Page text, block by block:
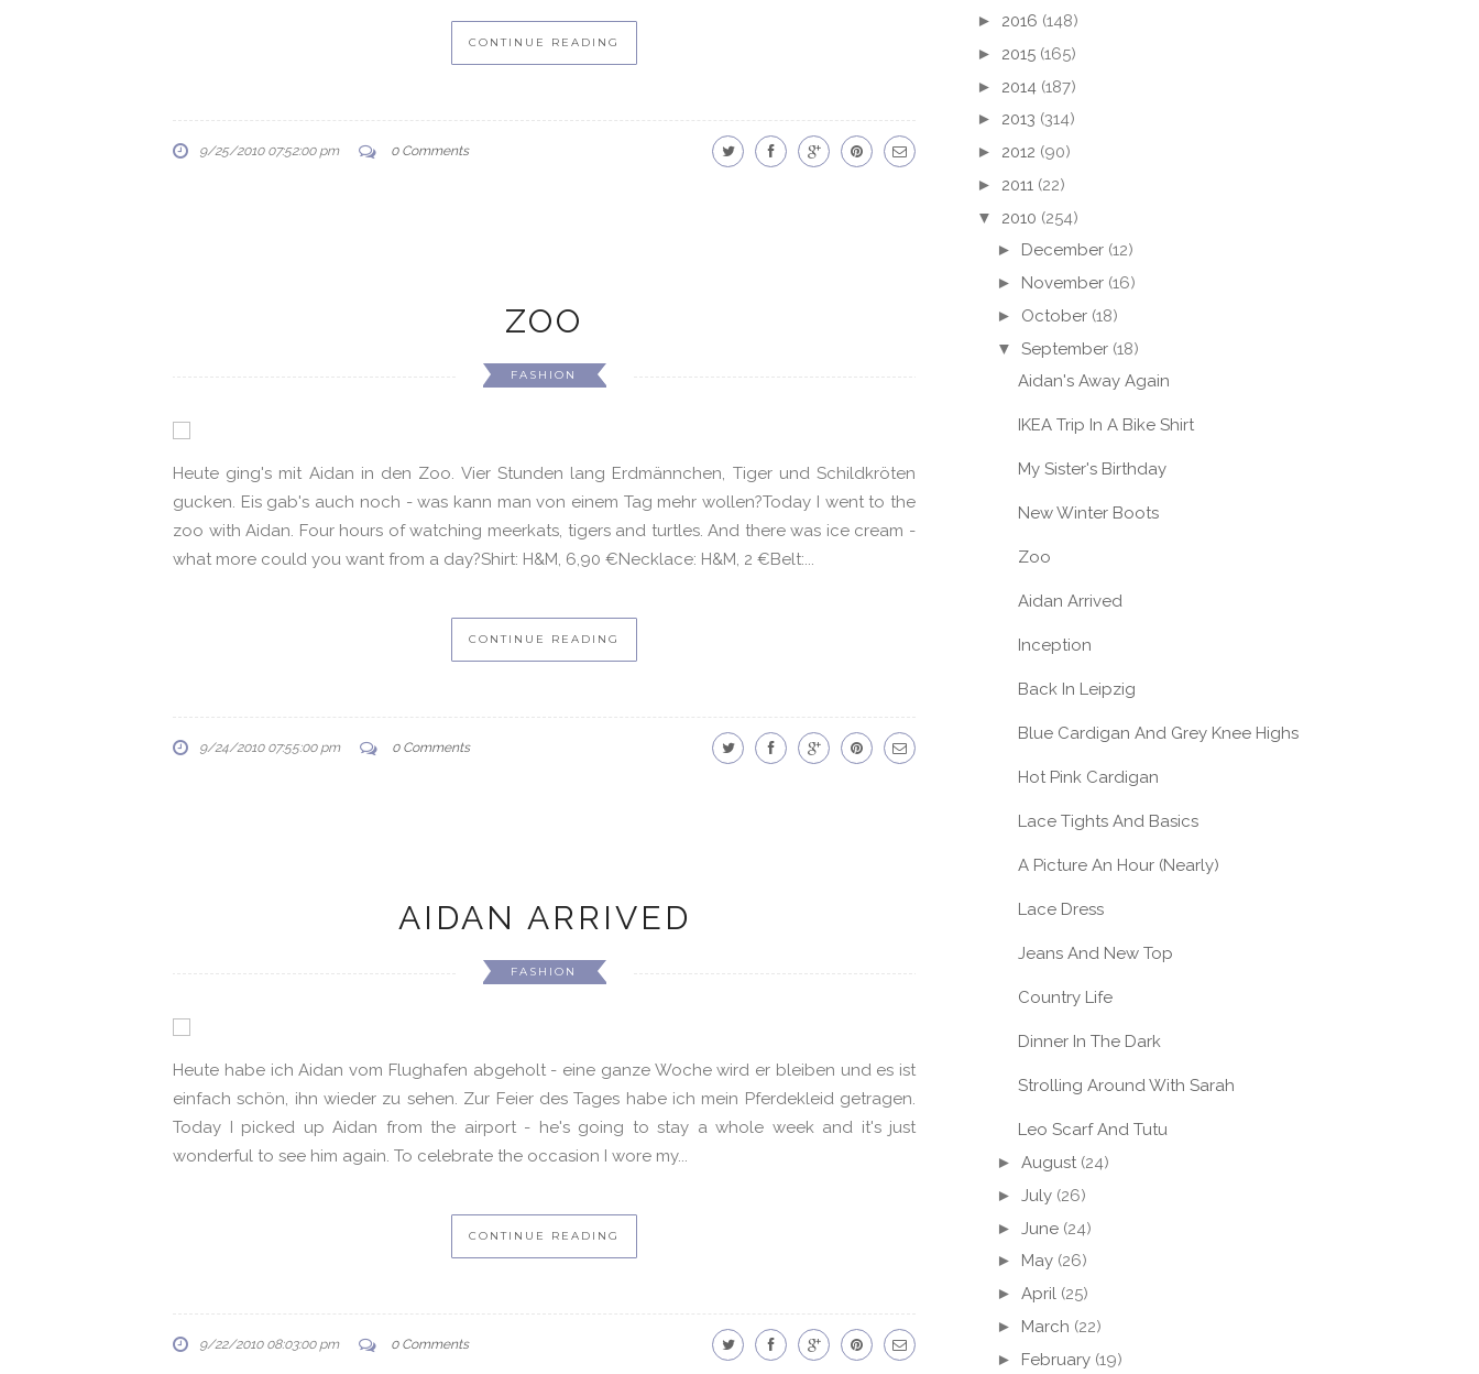
CONTINUE READING
9/25/2010 07:52:00 pm 0 Comments
ZOO
FASHION
Heute ging's mit Aidan in den Zoo. Vier Stunden lang Erdmännchen, Tiger und Schildkröten
gucken. Eis gab's auch noch - was kann man von einem Tag mehr wollen?Today I went to the
zoo with Aidan. Four hours of watching meerkats, tigers and turtles. And there was ice cream -
what more could you want from a day?Shirt: H&M, 6,90 €Necklace: H&M, 2 €Belt:...
CONTINUE READING
9/24/2010 07:55:00 pm 0 Comments
AIDAN ARRIVED
FASHION
Heute habe ich Aidan vom Flughafen abgeholt - eine ganze Woche wird er bleiben und es ist
einfach schön, ihn wieder zu sehen. Zur Feier des Tages habe ich mein Pferdekleid getragen.
Today I picked up Aidan from the airport - he's going to stay a whole week and it's just
wonderful to see him again. To celebrate the occasion I wore my...
CONTINUE READING
9/22/2010 08:03:00 pm 0 Comments
► 2016 (148)
► 2015 (165)
► 2014 (187)
► 2013 (314)
► 2012 (90)
► 2011 (22)
▼ 2010 (254)
► December (12)
► November (16)
► October (18)
▼ September (18)
Aidan's Away Again
IKEA Trip In A Bike Shirt
My Sister's Birthday
New Winter Boots
Zoo
Aidan Arrived
Inception
Back In Leipzig
Blue Cardigan And Grey Knee Highs
Hot Pink Cardigan
Lace Tights And Basics
A Picture An Hour (Nearly)
Lace Dress
Jeans And New Top
Country Life
Dinner In The Dark
Strolling Around With Sarah
Leo Scarf And Tutu
► August (24)
► July (26)
► June (24)
► May (26)
► April (25)
► March (22)
► February (19)